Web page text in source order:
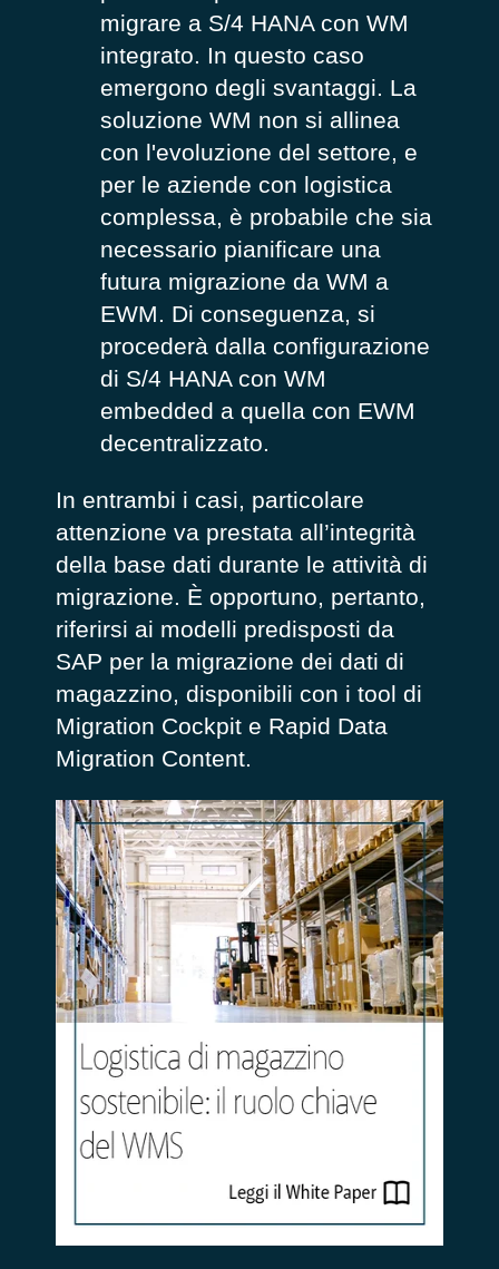
migrare a S/4 HANA con WM
integrato. In questo caso
emergono degli svantaggi. La
soluzione WM non si allinea
con l'evoluzione del settore, e
per le aziende con logistica
complessa, è probabile che sia
necessario pianificare una
futura migrazione da WM a
EWM. Di conseguenza, si
procederà dalla configurazione
di S/4 HANA con WM
embedded a quella con EWM
decentralizzato.
In entrambi i casi, particolare
attenzione va prestata all’integrità
della base dati durante le attività di
migrazione. È opportuno, pertanto,
riferirsi ai modelli predisposti da
SAP per la migrazione dei dati di
magazzino, disponibili con i tool di
Migration Cockpit e Rapid Data
Migration Content.